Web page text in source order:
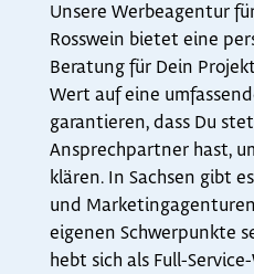
Unsere Werbeagentur
Rosswein bietet eine
Beratung für Dein
Wert auf eine
garantieren, dass Du
Ansprechpartner hast,
klären. In Sachsen gibt
und
eigenen Schwerpunkte
hebt sich als Full-